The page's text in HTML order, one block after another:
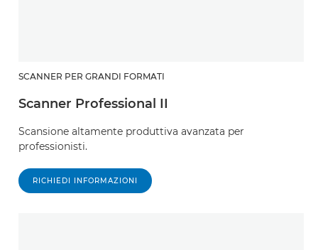
SCANNER PER GRANDI FORMATI
Scanner Professional II
Scansione altamente produttiva avanzata per
professionisti.
RICHIEDI INFORMAZIONI